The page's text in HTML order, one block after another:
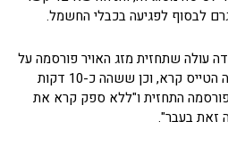
לבסוף לפגיעה בכבלי החשמל.
עולה שתחזית מזג האויר פורסמה על
לוח המודעות לצוותי אויר ואותה הטייס קרא, וכן ששהה כ-10 דקות
התחזית ו"ללא ספק קרא את
זאת בעבר".